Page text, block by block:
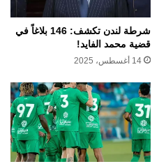
شرطة لندن تكشف: 146 بلاغاً في
قضية محمد الفايد!
14 أغسطس، 2025